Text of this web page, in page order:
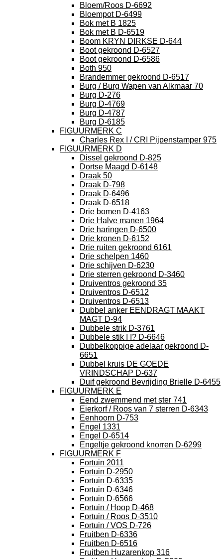
Bloem/Roos D-6692
Bloempot D-6499
Bok met B 1825
Bok met B D-6519
Boom KRYN DIRKSE D-644
Boot gekroond D-6527
Boot gekroond D-6586
Both 950
Brandemmer gekroond D-6517
Burg / Burg Wapen van Alkmaar 70
Burg D-276
Burg D-4769
Burg D-4787
Burg D-6185
FIGUURMERK C
Charles Rex I / CRI Pijpenstamper 975
FIGUURMERK D
Dissel gekroond D-825
Dortse Maagd D-6148
Draak 50
Draak D-798
Draak D-6496
Draak D-6518
Drie bomen D-4163
Drie Halve manen 1964
Drie haringen D-6500
Drie kronen D-6152
Drie ruiten gekroond 6161
Drie schelpen 1460
Drie schijven D-6230
Drie sterren gekroond D-3460
Druiventros gekroond 35
Druiventros D-6512
Druiventros D-6513
Dubbel anker EENDRAGT MAAKT
MAGT D-94
Dubbele strik D-3761
Dubbele stik I I? D-6646
Dubbelkoppige adelaar gekroond D-
6651
Dubbel kruis DE GOEDE
VRINDSCHAP D-637
Duif gekroond Bevrijding Brielle D-6455
FIGUURMERK E
Eend zwemmend met ster 741
Eierkorf / Roos van 7 sterren D-6343
Eenhoorn D-753
Engel 1331
Engel D-6514
Engeltje gekroond knorren D-6299
FIGUURMERK F
Fortuin 2011
Fortuin D-2950
Fortuin D-6335
Fortuin D-6346
Fortuin D-6566
Fortuin / Hoop D-468
Fortuin / Roos D-3510
Fortuin / VOS D-726
Fruitben D-6336
Fruitben D-6516
Fruitben Huzarenkop 316